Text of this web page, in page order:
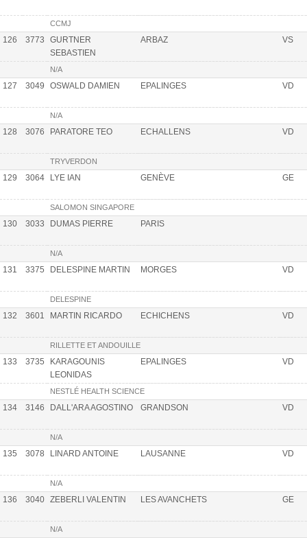
CCMJ
126 3773
GURTNER
SEBASTIEN
ARBAZ VS
N/A
127 3049 OSWALD DAMIEN EPALINGES VD
N/A
128 3076 PARATORE TEO ECHALLENS VD
TRYVERDON
129 3064 LYE IAN GENÈVE GE
SALOMON SINGAPORE
130 3033 DUMAS PIERRE PARIS
N/A
131 3375 DELESPINE MARTIN MORGES VD
DELESPINE
132 3601 MARTIN RICARDO ECHICHENS VD
RILLETTE ET ANDOUILLE
133 3735
KARAGOUNIS
LEONIDAS
EPALINGES VD
NESTLÉ HEALTH SCIENCE
134 3146 DALL'ARA AGOSTINO GRANDSON VD
N/A
135 3078 LINARD ANTOINE LAUSANNE VD
N/A
136 3040 ZEBERLI VALENTIN LES AVANCHETS GE
N/A